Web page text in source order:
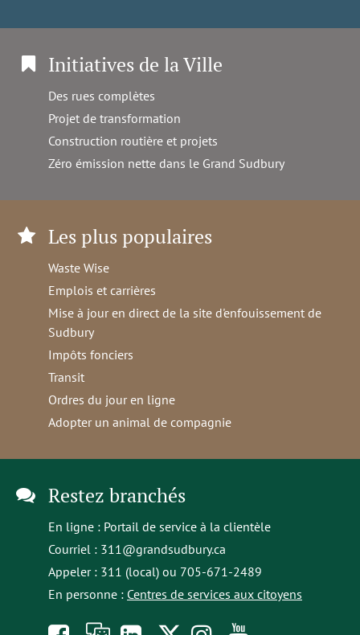
Initiatives de la Ville
Des rues complètes
Projet de transformation
Construction routière et projets
Zéro émission nette dans le Grand Sudbury
Les plus populaires
Waste Wise
Emplois et carrières
Mise à jour en direct de la site d'enfouissement de
Sudbury
Impôts fonciers
Transit
Ordres du jour en ligne
Adopter un animal de compagnie
Restez branchés
En ligne : Portail de service à la clientèle
Courriel : 311@grandsudbury.ca
Appeler : 311 (local) ou 705-671-2489
En personne : Centres de services aux citoyens